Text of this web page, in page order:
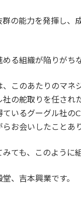
の能力を発揮し、
る組織が陥りがち
このあたりのマネ
の舵取りを任さ
いるグーグル社の
お会いしたことあ
ても、このように
、吉本興業です。